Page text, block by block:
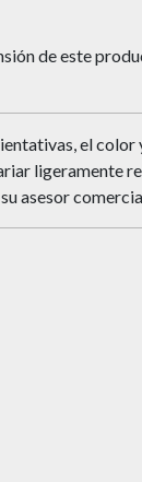
de este
el
ligeramente
asesor